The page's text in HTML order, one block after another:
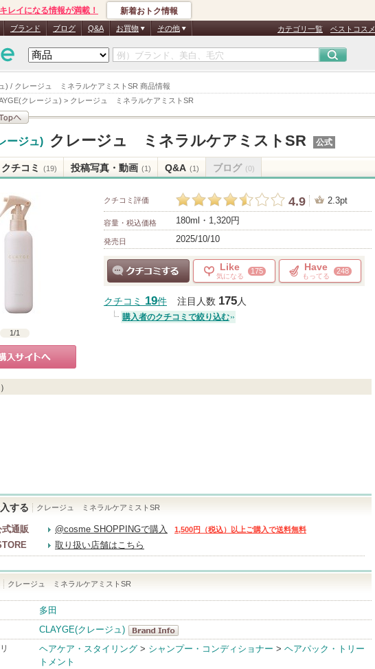
) / クレージュ ミネラルケアミストSR 商品情報
クレージュ) > クレージュ ミネラルケアミストSR
レイになる情報が満載！ 新着おトク情報
ブランド ブログ Q&A お買物 その他 カテゴリ一覧 ベストコスメ
ージュ) クレージュ ミネラルケアミストSR 公式
クチコミ (19) 投稿写真・動画 (1) Q&A (1) ブログ (0)
1/1
クチコミ評価 4.9 2.3pt
容量・税込価格 180ml・1,320円
発売日 2025/10/10
Like
気になる
175 Have
もってる
248
クチコミ 19件 注目人数 175人
購入者のクチコミで絞り込む
する クレージュ ミネラルケアミストSR
通販 @cosme SHOPPINGで購入 1,500円（税込）以上ご購入で送料無料
取り扱い店舗はこちら
クレージュ ミネラルケアミストSR
多田
CLAYGE(クレージュ)
CLAYGE(クレ
ヘアケア・スタイリング > シャンプー・コンディショナー > ヘアパック・トリー
トメント